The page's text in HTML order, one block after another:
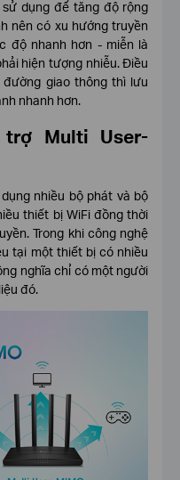
dụng để tăng độ rộng
nên có xu hướng truyền
độ nhanh hơn - miễn là
hiện tượng nhiễu. Điều
giao thông thì lưu
nhanh hơn.
Multi User-
nhiều bộ phát và bộ
thiết bị WiFi đồng thời
Trong khi công nghệ
tại một thiết bị có nhiều
nghĩa chỉ có một người
đó.